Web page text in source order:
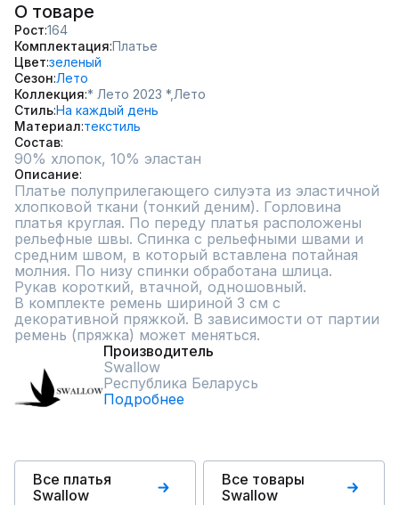
О товаре
Рост 164
Комплектация Платье
Цвет зеленый
Сезон Лето
Коллекция * Лето 2023 *, Лето
СтильНа каждый день
Материал текстиль
Состав
90% хлопок, 10% эластан
Описание
Платье полуприлегающего силуэта из эластичной
хлопковой ткани (тонкий деним). Горловина
платья круглая. По переду платья расположены
рельефные швы. Спинка с рельефными швами и
средним швом, в который вставлена потайная
молния. По низу спинки обработана шлица.
Рукав короткий, втачной, одношовный.
В комплекте ремень шириной 3 см с
декоративной пряжкой. В зависимости от партии
ремень (пряжка) может меняться.
Производитель
Swallow
Республика Беларусь
Подробнее
Все платья
Swallow
Все товары
Swallow